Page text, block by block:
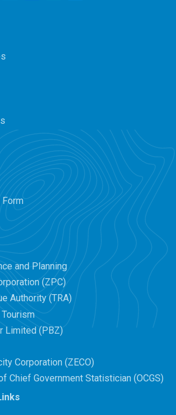
and Planning
(ZPC)
Authority (TRA)
Limited (PBZ)
Corporation (ZECO)
Chief Government Statistician (OCGS)